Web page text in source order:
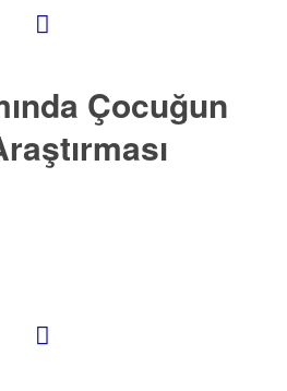
Çocuğun